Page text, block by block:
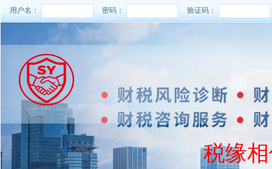
用户名： 密码： 验证码：
税缘